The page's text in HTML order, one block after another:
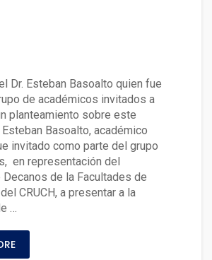
Dr. Esteban Basoalto quien fue
de académicos invitados a
planteamiento sobre este
Esteban Basoalto, académico
invitado como parte del grupo
en representación del
Decanos de la Facultades de
CRUCH, a presentar a la
…